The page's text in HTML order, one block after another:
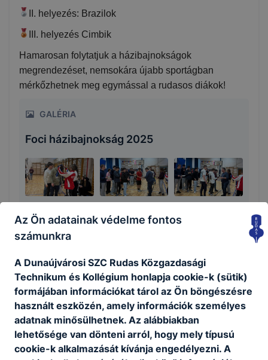
II. helyezés: Brazilok
III. helyezés Cimbik
Hamarosan folytatjuk a házibajnokságok
megrendezéset, nemsokára újabb sportágban
mérkőzhetnek meg egymással a rudasos diákok!
GALÉRIA
Foci házibajnokság 2025
Megosztás
KAPCSOLÓDÓ HÍREK
Az Ön adatainak védelme fontos
számunkra
A Dunaújvárosi SZC Rudas Közgazdasági
Technikum és Kollégium honlapja cookie-k (sütik)
formájában információkat tárol az Ön böngészésre
használt eszközén, amely információk személyes
adatnak minősülhetnek. Az alábbiakban
lehetősége van dönteni arról, hogy mely típusú
cookie-k alkalmazását kívánja engedélyezni. A